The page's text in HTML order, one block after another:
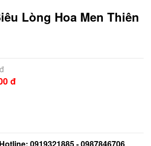
Lòng Hoa Men Thiên
đ
Hotline: 0919321885 - 0987846706